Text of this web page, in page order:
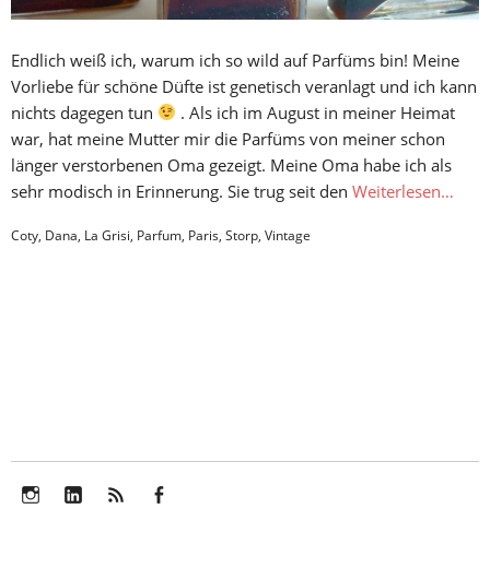
Endlich weiß ich, warum ich so wild auf Parfüms bin! Meine
Vorliebe für schöne Düfte ist genetisch veranlagt und ich kann
nichts dagegen tun
. Als ich im August in meiner Heimat
war, hat meine Mutter mir die Parfüms von meiner schon
länger verstorbenen Oma gezeigt. Meine Oma habe ich als
sehr modisch in Erinnerung. Sie trug seit den Weiterlesen…
Coty, Dana, La Grisi, Parfum, Paris, Storp, Vintage